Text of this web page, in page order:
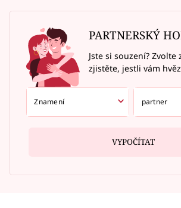
PARTNERSKÝ
Jste si souzení? Zvolte
zjistěte, jestli vám
VYPOČÍTAT